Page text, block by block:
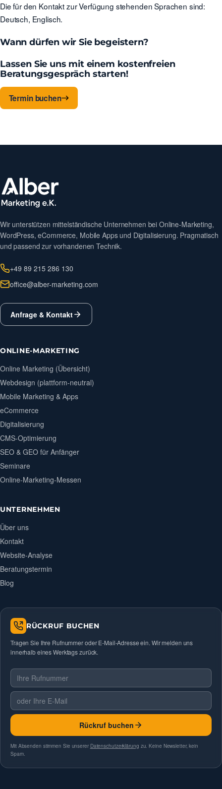
Die für den Kontakt zur Verfügung stehenden Sprachen sind:
Deutsch, Englisch.
Wann dürfen wir Sie begeistern?
Lassen Sie uns mit einem kostenfreien
Beratungsgespräch starten!
Termin buchen
Wir unterstützen mittelständische Unternehmen bei Online-Marketing,
WordPress, eCommerce, Mobile Apps und Digitalisierung. Pragmatisch
und passend zur vorhandenen Technik.
+49 89 215 286 130
office@alber-marketing.com
Anfrage & Kontakt
ONLINE-MARKETING
Online Marketing (Übersicht)
Webdesign (plattform-neutral)
Mobile Marketing & Apps
eCommerce
Digitalisierung
CMS-Optimierung
SEO & GEO für Anfänger
Seminare
Online-Marketing-Messen
UNTERNEHMEN
Über uns
Kontakt
Website-Analyse
Beratungstermin
Blog
RÜCKRUF BUCHEN
Tragen Sie Ihre Rufnummer oder E-Mail-Adresse ein. Wir melden uns
innerhalb eines Werktags zurück.
Telefonnummer
E-Mail
Rückruf buchen
Mit Absenden stimmen Sie unserer Datenschutzerklärung zu. Keine Newsletter, kein
Spam.